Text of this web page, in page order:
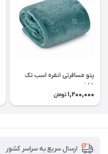
پتو مسافرتی ۱نفره اسب تک
شاخ
1,200,000 تومان
ارسال سریع به سراسر کشور